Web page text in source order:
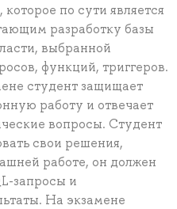
по сути является
разработку базы
выбранной
функций, триггеров.
студент защищает
работу и отвечает
вопросы. Студент
свои решения,
работе, он должен
запросы и
На экзамене